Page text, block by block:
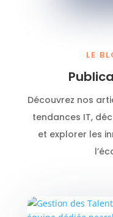
LE
Découvrez nos
tendances IT,
et explorer les